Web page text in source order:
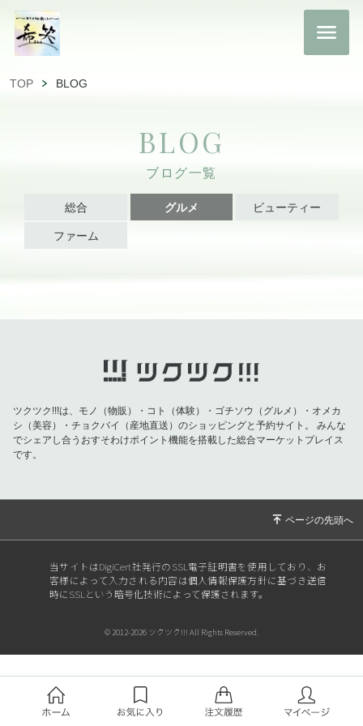
TOP BLOG
BLOG
ブログ一覧
総合 グルメ ビューティー
ファーム
ツクツク!!!は、モノ（物販）・コト（体験）・ゴチソウ（グルメ）・オメカ
シ（美容）・チョクバイ（産地直送）のショッピングと予約サイト。
みんな
でシェアし合うおすそわけポイント機能を搭載した総合マーケットプレイス
です。
当サイトはDigiCert社発行のSSL電子証明書を使用しており、お
客様によって入力される内容は個人情報保護方針に基づき送信
時にSSLという暗号化技術によって保護されます。
© 2012-2026 ツクツク!!! All Rights Reserved.